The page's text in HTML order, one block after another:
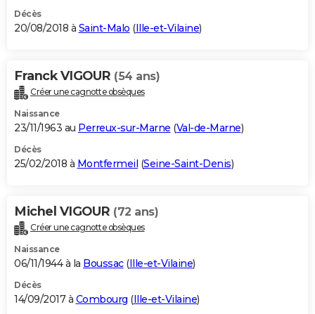
Décès
20/08/2018 à Saint-Malo (Ille-et-Vilaine)
Franck VIGOUR (54 ans)
Créer une cagnotte obsèques
Naissance
23/11/1963 au Perreux-sur-Marne (Val-de-Marne)
Décès
25/02/2018 à Montfermeil (Seine-Saint-Denis)
Michel VIGOUR (72 ans)
Créer une cagnotte obsèques
Naissance
06/11/1944 à la Boussac(Ille-et-Vilaine)
Décès
14/09/2017 à Combourg (Ille-et-Vilaine)